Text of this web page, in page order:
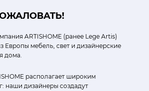
ARTISHOME (ранее Lege Artis)
Европы мебель, свет и дизайнерские
дома.
располагает широким
наши дизайнеры создадут